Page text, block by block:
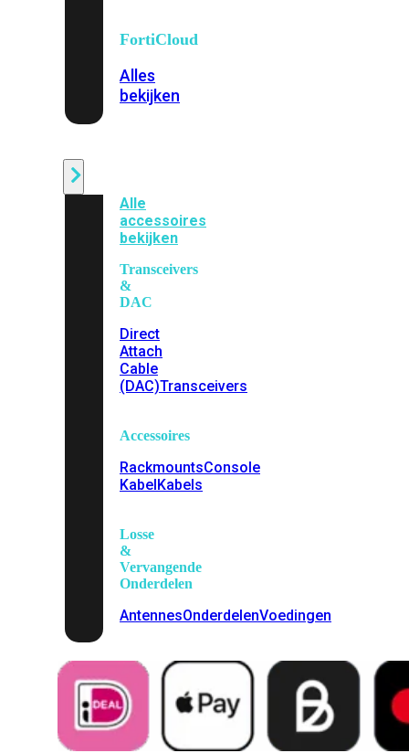
FortiCloud
Alles
bekijken
Alle
accessoires
bekijken
Transceivers
&
DAC
Direct
Attach
Cable
(DAC)Transceivers
Accessoires
RackmountsConsole
KabelKabels
Losse
&
Vervangende
Onderdelen
AntennesOnderdelenVoedingen